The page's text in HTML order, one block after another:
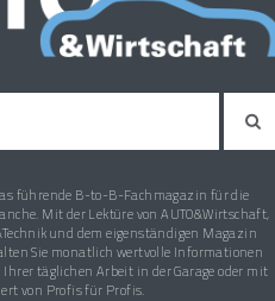
führende B-to-B-Fachmagazin für die
Mit der Lektüre von AUTO&Wirtschaft,
und dem eigenständigen Magazin
Sie monatlich wertvolle Informationen
täglichen Arbeit in der Garage oder mit
von Profis für Profis.